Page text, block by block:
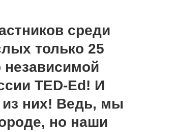
среди
только 25
TED-Ed! И
них! Ведь, мы
но наши